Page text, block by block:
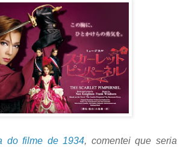
do filme de 1934, comentei que seria